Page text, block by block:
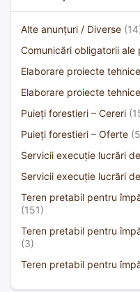
Alte anunțuri / Diverse
Comunicări obligatorii ale
Elaborare proiecte
Elaborare proiecte
Puieți forestieri – Cereri
Puieți forestieri – Oferte
Servicii execuție lucrări
Servicii execuție lucrări
Teren pretabil pentru
(151)
Teren pretabil pentru
(3)
Teren pretabil pentru